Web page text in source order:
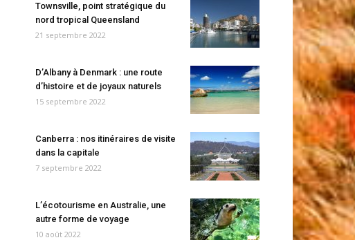
Townsville, point stratégique du
nord tropical Queensland
21 septembre 2022
D’Albany à Denmark : une route
d’histoire et de joyaux naturels
15 septembre 2022
Canberra : nos itinéraires de visite
dans la capitale
7 septembre 2022
L’écotourisme en Australie, une
autre forme de voyage
10 août 2022